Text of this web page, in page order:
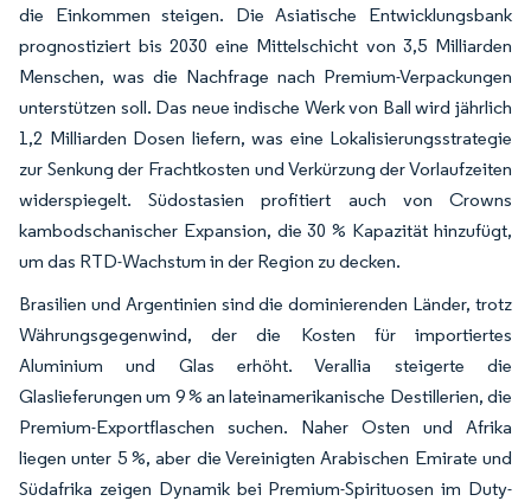
die Einkommen steigen. Die Asiatische Entwicklungsbank
prognostiziert bis 2030 eine Mittelschicht von 3,5 Milliarden
Menschen, was die Nachfrage nach Premium-Verpackungen
unterstützen soll. Das neue indische Werk von Ball wird jährlich
1,2 Milliarden Dosen liefern, was eine Lokalisierungsstrategie
zur Senkung der Frachtkosten und Verkürzung der Vorlaufzeiten
widerspiegelt. Südostasien profitiert auch von Crowns
kambodschanischer Expansion, die 30 % Kapazität hinzufügt,
um das RTD-Wachstum in der Region zu decken.
Brasilien und Argentinien sind die dominierenden Länder, trotz
Währungsgegenwind, der die Kosten für importiertes
Aluminium und Glas erhöht. Verallia steigerte die
Glaslieferungen um 9 % an lateinamerikanische Destillerien, die
Premium-Exportflaschen suchen. Naher Osten und Afrika
liegen unter 5 %, aber die Vereinigten Arabischen Emirate und
Südafrika zeigen Dynamik bei Premium-Spirituosen im Duty-